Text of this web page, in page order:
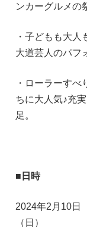
ンカーグルメの
・子どもも大
大道芸人のパフ
・ローラーす
ちに大人気♪充
足。
■日時
2024年2月10日
（日）